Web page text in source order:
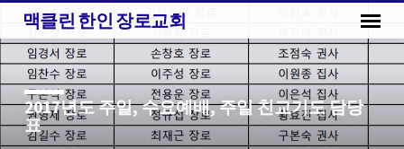
맥클린 한인 장로교회
2017년도 주일, 수요예배, 주일 친교기도 담당
표